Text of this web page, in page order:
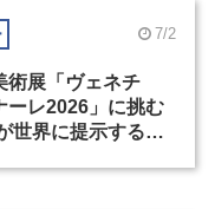
7/2
術展「ヴェネチ
ーレ2026」に挑む
世界に提示する美